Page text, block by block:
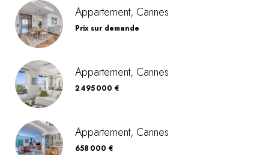
Appartement, Cannes
Prix sur demande
Appartement, Cannes
2 495 000 €
Appartement, Cannes
658 000 €